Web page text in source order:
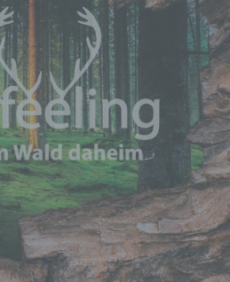
Verfahren
oder jede
im
mit
Daten wie das
Erfassen, die
das Ordnen, die
die Anpassung oder
das Auslesen, das
Verwendung, die
durch Übermittlung,
eine andere Form
den Abgleich oder
die Einschränkung,
oder die Vernichtung.